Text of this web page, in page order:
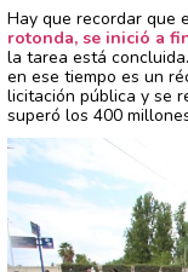
Hay que recordar que
rotonda, se inició a
la tarea está
en ese tiempo es un
licitación pública y se
superó los 400